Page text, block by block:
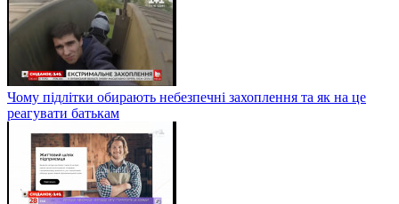
Чому підлітки обирають небезпечні захоплення та як на це
реагувати батькам